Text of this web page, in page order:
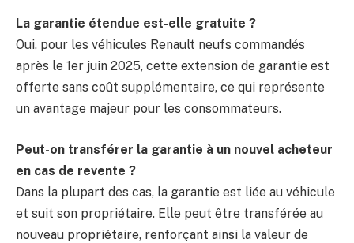
La garantie étendue est-elle gratuite ?
Oui, pour les véhicules Renault neufs commandés
après le 1er juin 2025, cette extension de garantie est
offerte sans coût supplémentaire, ce qui représente
un avantage majeur pour les consommateurs.
Peut-on transférer la garantie à un nouvel acheteur
en cas de revente ?
Dans la plupart des cas, la garantie est liée au véhicule
et suit son propriétaire. Elle peut être transférée au
nouveau propriétaire, renforçant ainsi la valeur de